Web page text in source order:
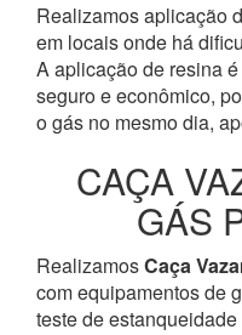
Realizamos aplicação
em locais onde há
A aplicação de resina
seguro e econômico,
o gás no mesmo dia,
CAÇA
GÁS
RealizamosCaça
com equipamentos de
teste de